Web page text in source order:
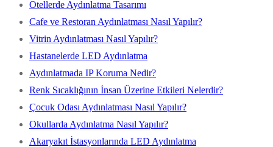
Otellerde Aydınlatma Tasarımı
Cafe ve Restoran Aydınlatması Nasıl Yapılır?
Vitrin Aydınlatması Nasıl Yapılır?
Hastanelerde LED Aydınlatma
Aydınlatmada IP Koruma Nedir?
Renk Sıcaklığının İnsan Üzerine Etkileri Nelerdir?
Çocuk Odası Aydınlatması Nasıl Yapılır?
Okullarda Aydınlatma Nasıl Yapılır?
Akaryakıt İstasyonlarında LED Aydınlatma